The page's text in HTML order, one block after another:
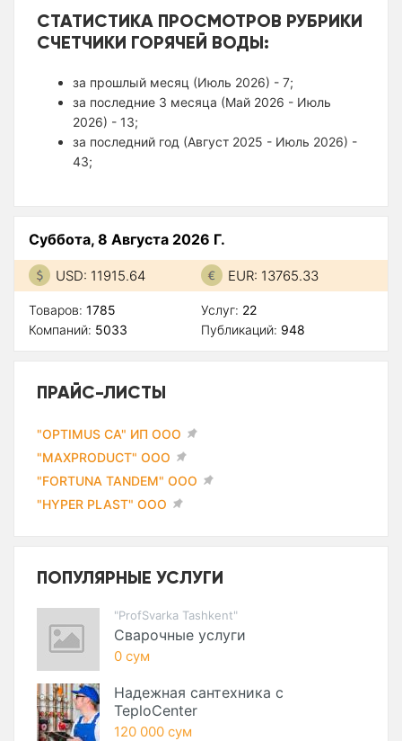
СТАТИСТИКА ПРОСМОТРОВ РУБРИКИ
СЧЕТЧИКИ ГОРЯЧЕЙ ВОДЫ:
за прошлый месяц (Июль 2026) - 7;
за последние 3 месяца (Май 2026 - Июль
2026) - 13;
за последний год (Август 2025 - Июль 2026) -
43;
Суббота, 8 Августа 2026 Г.
USD: 11915.64 EUR: 13765.33
Товаров: 1785
Компаний: 5033
Услуг: 22
Публикаций: 948
ПРАЙС-ЛИСТЫ
"OPTIMUS CA" ИП ООО
"MAXPRODUCT" ООО
"FORTUNA TANDEM" ООО
"HYPER PLAST" ООО
ПОПУЛЯРНЫЕ УСЛУГИ
"ProfSvarka Tashkent"
Сварочные услуги
0 сум
Надежная сантехника с
TeploCenter
120 000 сум